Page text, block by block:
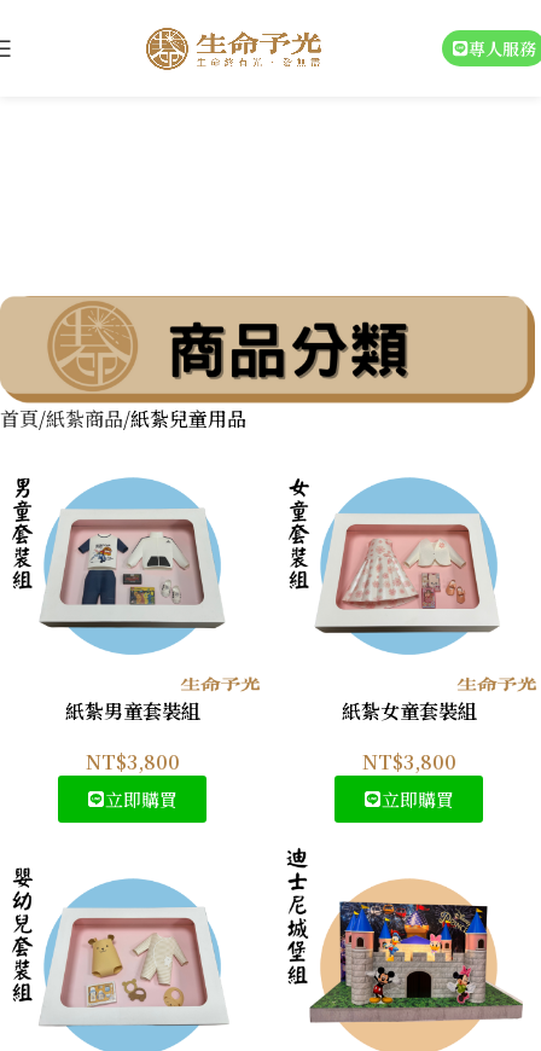
專人服務
首頁 紙紮商品 紙紮兒童用品
紙紮男童套裝組
NT$3,800
立即購買
紙紮女童套裝組
NT$3,800
立即購買